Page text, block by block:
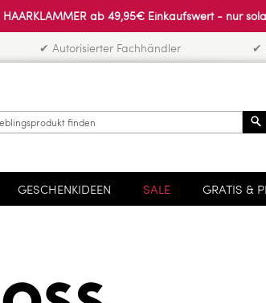
HAARKLAMMER ab 49,95€ Einkaufswert - nur
✔ Autorisierter Fachhändler ✔
GESCHENKIDEEN SALE GRATIS &